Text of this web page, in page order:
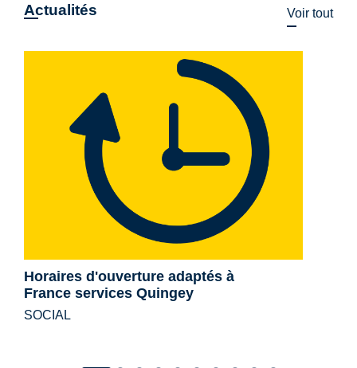
Actualités Voir tout
Horaires d'ouverture adaptés à
France services Quingey
SOCIAL